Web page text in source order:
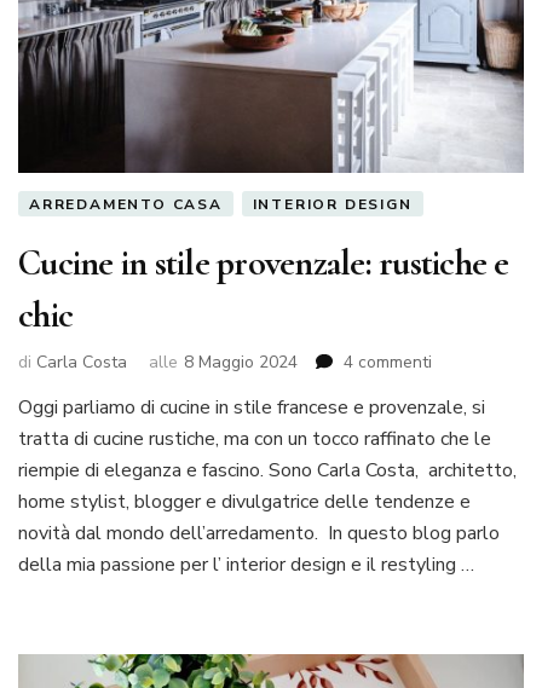
ARREDAMENTO CASA INTERIOR DESIGN
Cucine in stile provenzale: rustiche e
chic
di Carla Costa alle 8 Maggio 2024 4 commenti
in
stile
provenzale:
e
chic
Oggi parliamo di cucine in stile francese e provenzale, si
tratta di cucine rustiche, ma con un tocco raffinato che le
riempie di eleganza e fascino. Sono Carla Costa, architetto,
home stylist, blogger e divulgatrice delle tendenze e
novità dal mondo dell’arredamento. In questo blog parlo
della mia passione per l’ interior design e il restyling …